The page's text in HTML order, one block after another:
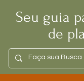
Seu guia
de